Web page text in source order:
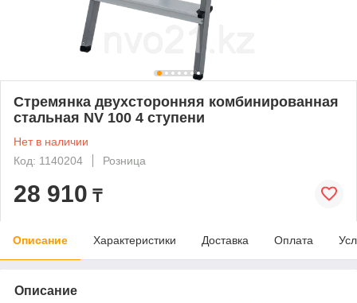
Стремянка двухсторонняя комбинированная
стальная NV 100 4 ступени
Нет в наличии
Код: 1140204
Розница
28 910 ₸
Описание Характеристики Доставка Оплата
Описание